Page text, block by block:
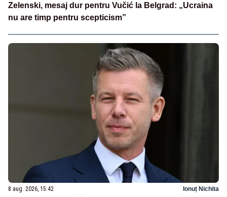
Zelenski, mesaj dur pentru Vučić la Belgrad: „Ucraina
nu are timp pentru scepticism”
8 aug. 2026, 15:42 Ionuț Nichita